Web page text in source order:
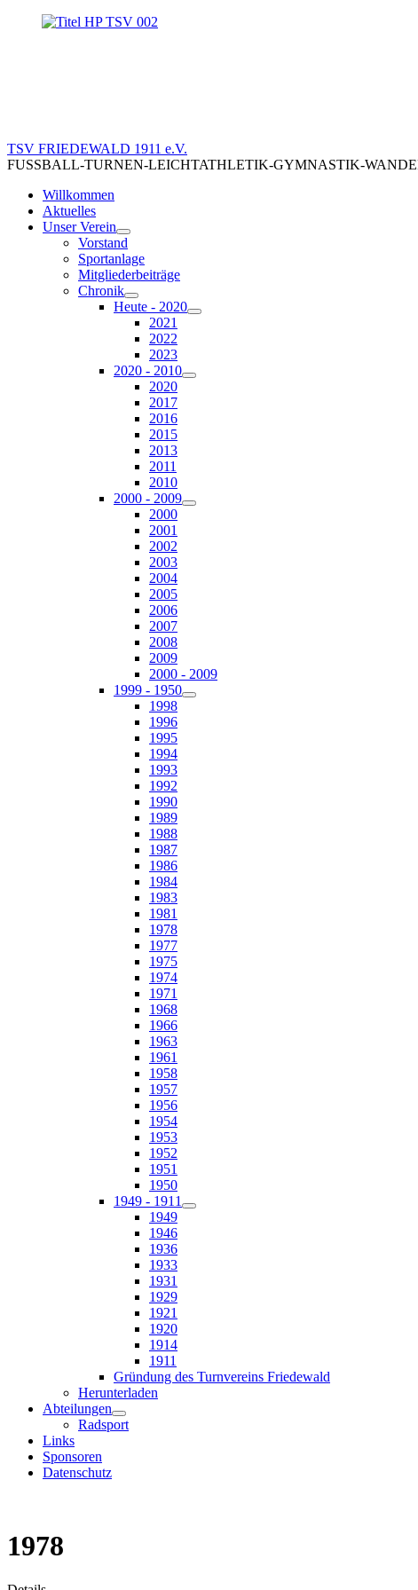
TSV FRIEDEWALD 1911 e.V.
FUSSBALL-TURNEN-LEICHTATHLETIK-GYMNASTIK-
Willkommen
Aktuelles
Unser Verein
Vorstand
Sportanlage
Mitgliederbeiträge
Chronik
Heute - 2020
2021
2022
2023
2020 - 2010
2020
2017
2016
2015
2013
2011
2010
2000 - 2009
2000
2001
2002
2003
2004
2005
2006
2007
2008
2009
2000 - 2009
1999 - 1950
1998
1996
1995
1994
1993
1992
1990
1989
1988
1987
1986
1984
1983
1981
1978
1977
1975
1974
1971
1968
1966
1963
1961
1958
1957
1956
1954
1953
1952
1951
1950
1949 - 1911
1949
1946
1936
1933
1931
1929
1921
1920
1914
1911
Gründung des Turnvereins Friedewald
Herunterladen
Abteilungen
Radsport
Links
Sponsoren
Datenschutz
1978